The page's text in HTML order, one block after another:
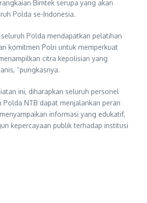
Bimtek serupa yang akan
Polda se-Indonesia.
Polda mendapatkan pelatihan
komitmen Polri untuk memperkuat
citra kepolisian yang
“pungkasnya.
ini, diharapkan seluruh personel
Polda NTB dapat menjalankan peran
informasi yang edukatif,
kepercayaan publik terhadap institusi